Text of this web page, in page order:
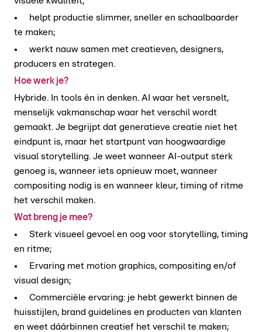
• helpt productie slimmer, sneller en schaalbaarder
te maken;
• werkt nauw samen met creatieven, designers,
producers en strategen.
Hoe werk je?
Hybride. In tools én in denken. AI waar het versnelt,
menselijk vakmanschap waar het verschil wordt
gemaakt. Je begrijpt dat generatieve creatie niet het
eindpunt is, maar het startpunt van hoogwaardige
visual storytelling. Je weet wanneer AI-output sterk
genoeg is, wanneer iets opnieuw moet, wanneer
compositing nodig is en wanneer kleur, timing of ritme
het verschil maken.
Wat breng je mee?
• Sterk visueel gevoel en oog voor storytelling, timing
en ritme;
• Ervaring met motion graphics, compositing en/of
visual design;
• Commerciële ervaring: je hebt gewerkt binnen de
huisstijlen, brand guidelines en producten van klanten
en weet dáárbinnen creatief het verschil te maken;